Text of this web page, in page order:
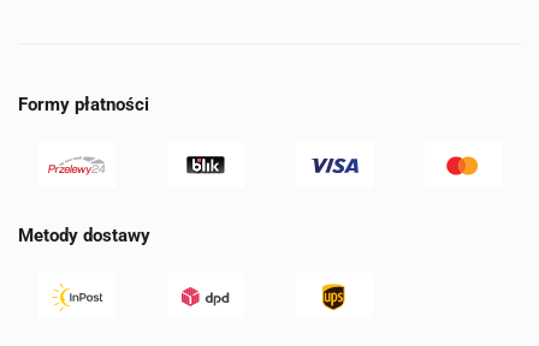
Formy płatności
Metody dostawy